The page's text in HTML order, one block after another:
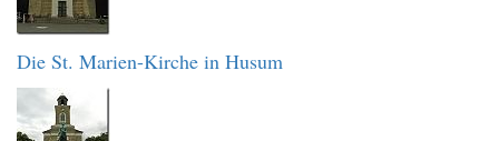
Die St. Marien-Kirche in Husum